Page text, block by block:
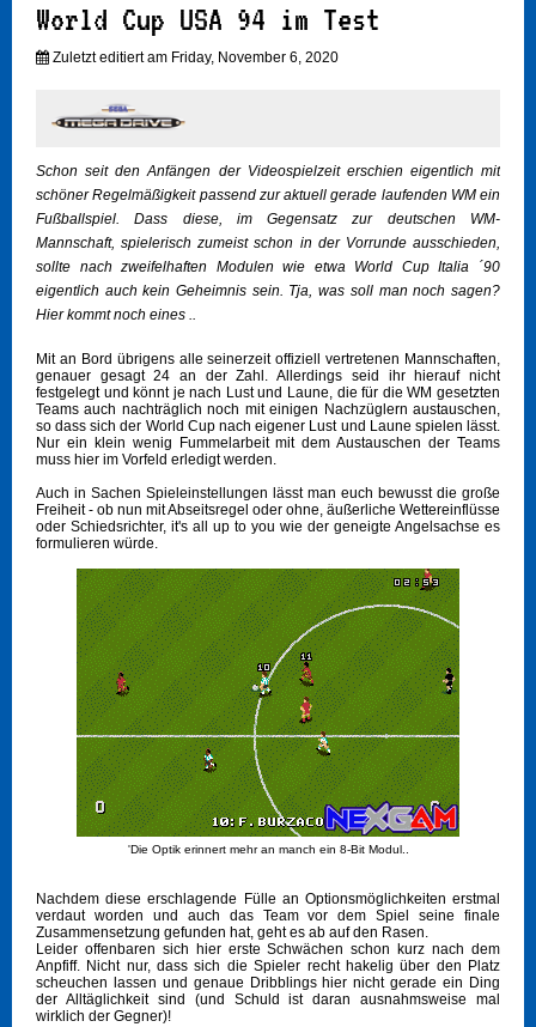
World Cup USA 94 im Test
Zuletzt editiert am Friday, November 6, 2020
Schon seit den Anfängen der Videospielzeit erschien eigentlich mit
schöner Regelmäßigkeit passend zur aktuell gerade laufenden WM ein
Fußballspiel. Dass diese, im Gegensatz zur deutschen WM-
Mannschaft, spielerisch zumeist schon in der Vorrunde ausschieden,
sollte nach zweifelhaften Modulen wie etwa World Cup Italia ´90
eigentlich auch kein Geheimnis sein. Tja, was soll man noch sagen?
Hier kommt noch eines ..
Mit an Bord übrigens alle seinerzeit offiziell vertretenen Mannschaften,
genauer gesagt 24 an der Zahl. Allerdings seid ihr hierauf nicht
festgelegt und könnt je nach Lust und Laune, die für die WM gesetzten
Teams auch nachträglich noch mit einigen Nachzüglern austauschen,
so dass sich der World Cup nach eigener Lust und Laune spielen lässt.
Nur ein klein wenig Fummelarbeit mit dem Austauschen der Teams
muss hier im Vorfeld erledigt werden.
Auch in Sachen Spieleinstellungen lässt man euch bewusst die große
Freiheit - ob nun mit Abseitsregel oder ohne, äußerliche Wettereinflüsse
oder Schiedsrichter, it's all up to you wie der geneigte Angelsachse es
formulieren würde.
'Die Optik erinnert mehr an manch ein 8-Bit Modul..
Nachdem diese erschlagende Fülle an Optionsmöglichkeiten erstmal
verdaut worden und auch das Team vor dem Spiel seine finale
Zusammensetzung gefunden hat, geht es ab auf den Rasen.
Leider offenbaren sich hier erste Schwächen schon kurz nach dem
Anpfiff. Nicht nur, dass sich die Spieler recht hakelig über den Platz
scheuchen lassen und genaue Dribblings hier nicht gerade ein Ding
der Alltäglichkeit sind (und Schuld ist daran ausnahmsweise mal
wirklich der Gegner)!